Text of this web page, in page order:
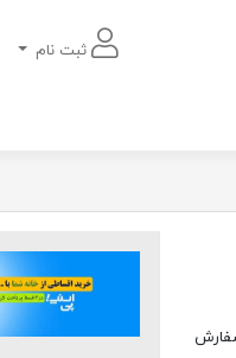
ثبت نام
متر قابل سفارش